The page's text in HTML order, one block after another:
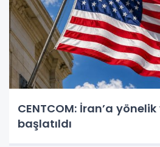
CENTCOM: İran’a
başlatıldı